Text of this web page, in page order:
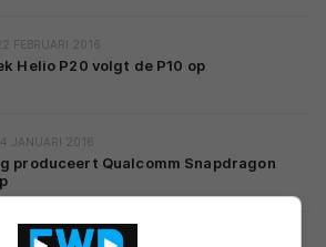
FEBRUARI 2016
Helio P20 volgt de P10 op
JANUARI 2016
produceert Qualcomm Snapdragon
13 DECEMBER 2015